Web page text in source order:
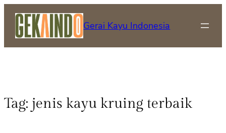
Gerai Kayu Indonesia
Tag: jenis kayu kruing terbaik